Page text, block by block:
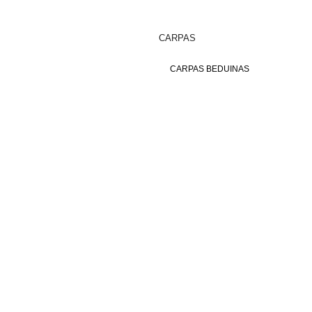
CARPAS
CARPAS BEDUINAS